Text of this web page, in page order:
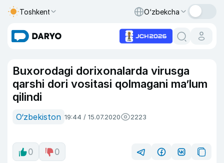
Toshkent O‘zbekcha
Buxorodagi dorixonalarda virusga
qarshi dori vositasi qolmagani ma’lum
qilindi
O‘zbekiston 19:44 / 15.07.2020 2223
0 0